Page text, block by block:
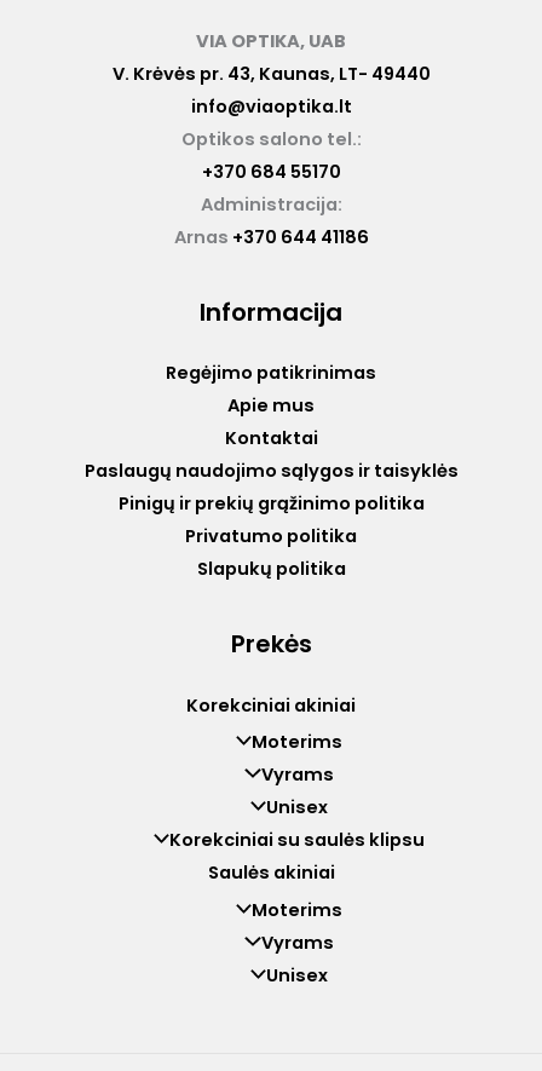
VIA OPTIKA, UAB
V. Krėvės pr. 43, Kaunas, LT- 49440
info@viaoptika.lt
Optikos salono tel.:
+370 684 55170
Administracija:
Arnas +370 644 41186
Informacija
Regėjimo patikrinimas
Apie mus
Kontaktai
Paslaugų naudojimo sąlygos ir taisyklės
Pinigų ir prekių grąžinimo politika
Privatumo politika
Slapukų politika
Prekės
Korekciniai akiniai
Moterims
Vyrams
Unisex
Korekciniai su saulės klipsu
Saulės akiniai
Moterims
Vyrams
Unisex